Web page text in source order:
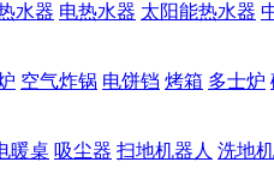
水器 电热水器 太阳能热水器
空气炸锅 电饼铛 烤箱 多士炉
暖桌 吸尘器 扫地机器人 洗地机